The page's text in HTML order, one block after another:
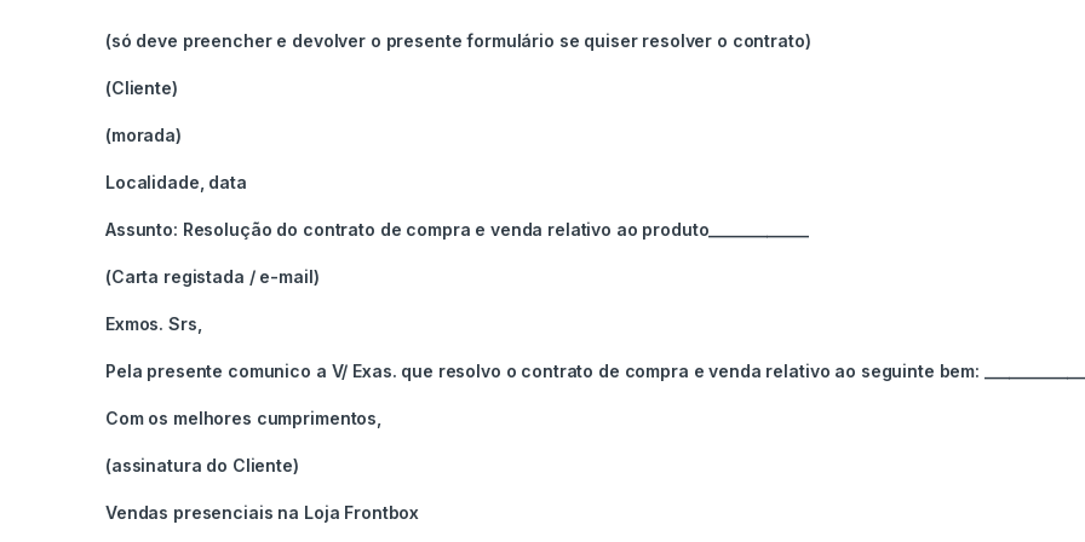
(só deve preencher e devolver o presente formulário se quiser resolver o contrato)
(Cliente)
(morada)
Localidade, data
Assunto: Resolução do contrato de compra e venda relativo ao produto____________
(Carta registada / e-mail)
Exmos. Srs,
Pela presente comunico a V/ Exas. que resolvo o contrato de compra e venda relativo ao seguinte bem:
Com os melhores cumprimentos,
(assinatura do Cliente)
Vendas presenciais na Loja Frontbox